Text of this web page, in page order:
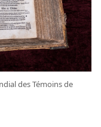
des Témoins de